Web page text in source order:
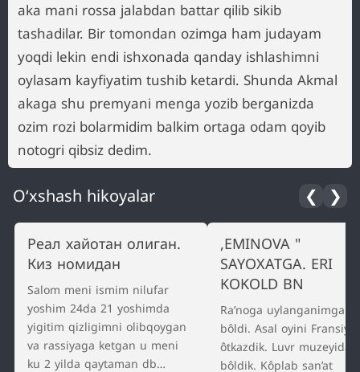
aka mani rossa jalabdan battar qilib sikib
tashadilar. Bir tomondan ozimga ham judayam
yoqdi lekin endi ishxonada qanday ishlashimni
oylasam kayfiyatim tushib ketardi. Shunda Akmal
akaga shu premyani menga yozib berganizda
ozim rozi bolarmidim balkim ortaga odam qoyib
notogri qibsiz dedim.
O‘xshash hikoyalar ❮ ❯
Реал хайотан олиган.
Киз номидан
Salom meni ismim nilufar
yoshim 24da 21 yoshimda
yigitim qizligimni olibqoygan
va rassiyaga ketgan u meni
ku 2 yilda qaytaman db
,EMINOVA "
SAYOXATGA. ERI
KOKOLD BN
Ra’noga uylanganimga
bôldi. Asal oyini
ôtkazdik. Luvr muzeyida
bôldik. Kôplab san’at